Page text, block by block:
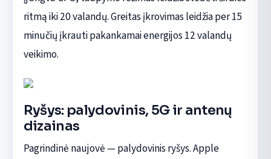
ritmą iki 20 valandų. Greitas įkrovimas leidžia per 15
minučių įkrauti pakankamai energijos 12 valandų
veikimo.
Ryšys: palydovinis, 5G ir antenų
dizainas
Pagrindinė naujovė — palydovinis ryšys. Apple